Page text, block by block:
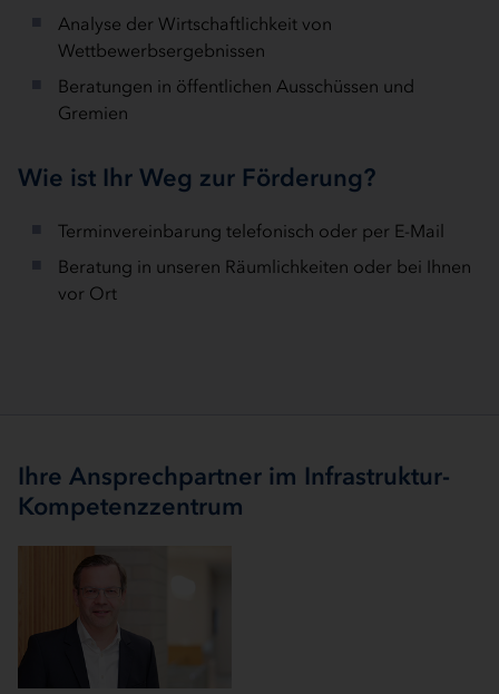
Analyse der Wirtschaftlichkeit von
Wettbewerbsergebnissen
Beratungen in öffentlichen Ausschüssen und
Gremien
Wie ist Ihr Weg zur Förderung?
Terminvereinbarung telefonisch oder per E-Mail
Beratung in unseren Räumlichkeiten oder bei Ihnen
vor Ort
Ihre Ansprechpartner im Infrastruktur-
Kompetenzzentrum